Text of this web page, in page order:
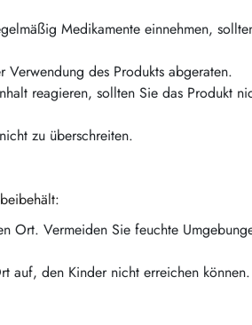
Medikamente einnehmen,
des Produkts abgeraten.
reagieren, sollten Sie das Produkt
zu überschreiten.
Ort. Vermeiden Sie feuchte
auf, den Kinder nicht erreichen können.